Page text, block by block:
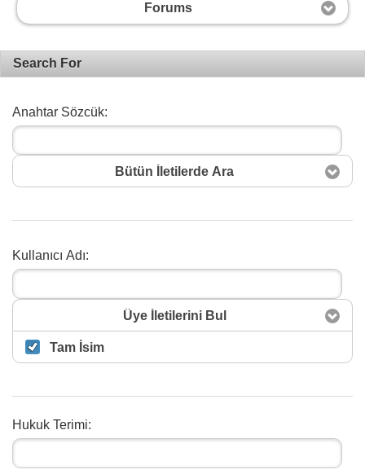
Forums
Search For
Anahtar Sözcük:
Bütün İletilerde Ara
Kullanıcı Adı:
Üye İletilerini Bul
Tam İsim
Hukuk Terimi: